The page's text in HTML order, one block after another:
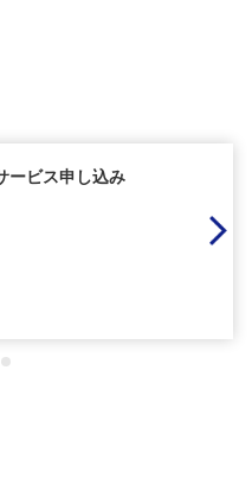
ービス申し込み